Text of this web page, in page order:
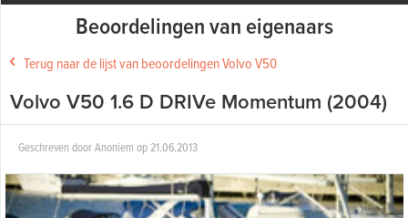
Beoordelingen van eigenaars
Terug naar de lijst van beoordelingen Volvo V50
Volvo V50 1.6 D DRIVe Momentum (2004)
Geschreven doorAnoniem op21.06.2013